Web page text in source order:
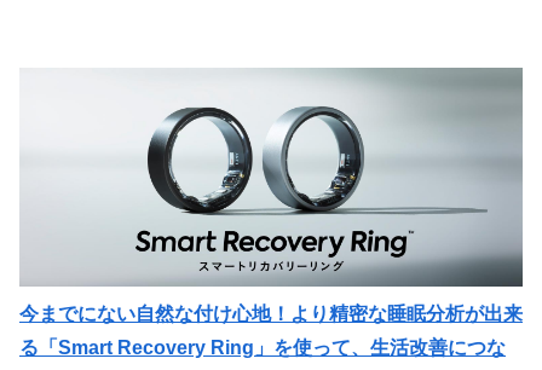
今までにない自然な付け心地！より精密な睡眠分析が出来
る「Smart Recovery Ring」を使って、生活改善につな